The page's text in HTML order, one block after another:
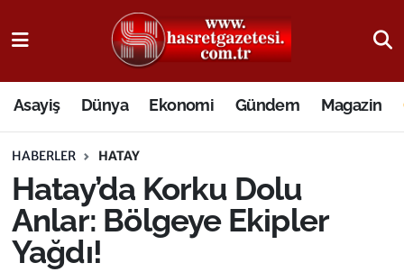
Asayiş Dünya Ekonomi Gündem Magazin
HABERLER HATAY
Hatay’da Korku Dolu
Anlar: Bölgeye Ekipler
Yağdı!
Osmaniye Nöbetçi Eczaneler
Osmaniye Hava Durumu
Osmaniye Trafik Yoğunluk Haritası
Süper Lig Puan Durumu ve Fikstür
Tüm Manşetler